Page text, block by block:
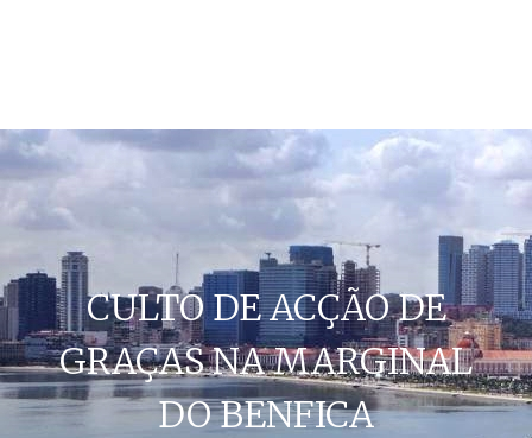
CULTO DE ACÇÃO DE
GRAÇAS NA MARGINAL
DO BENFICA